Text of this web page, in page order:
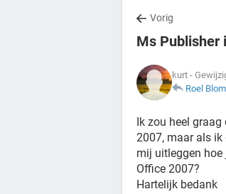
Vorig
Ms Publisher
kurt -
Roel
Ik zou heel
2007, maar als
mij uitleggen hoe
Office 2007?
Hartelijk bedank